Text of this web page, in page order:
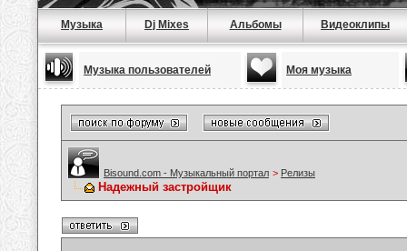
Музыка Dj Mixes Альбомы Видеоклипы
Музыка пользователей Моя музыка
Bisound.com - Музыкальный портал > Релизы
Надежный застройщик